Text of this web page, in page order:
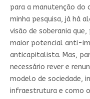
para a manutenção do
minha pesquisa, já há
visão de soberania
maior potencial anti-
anticapitalista. Mas,
necessário rever e
modelo de sociedade,
infraestrutura e como